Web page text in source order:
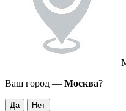
Ваш город — Москва?
Да Нет